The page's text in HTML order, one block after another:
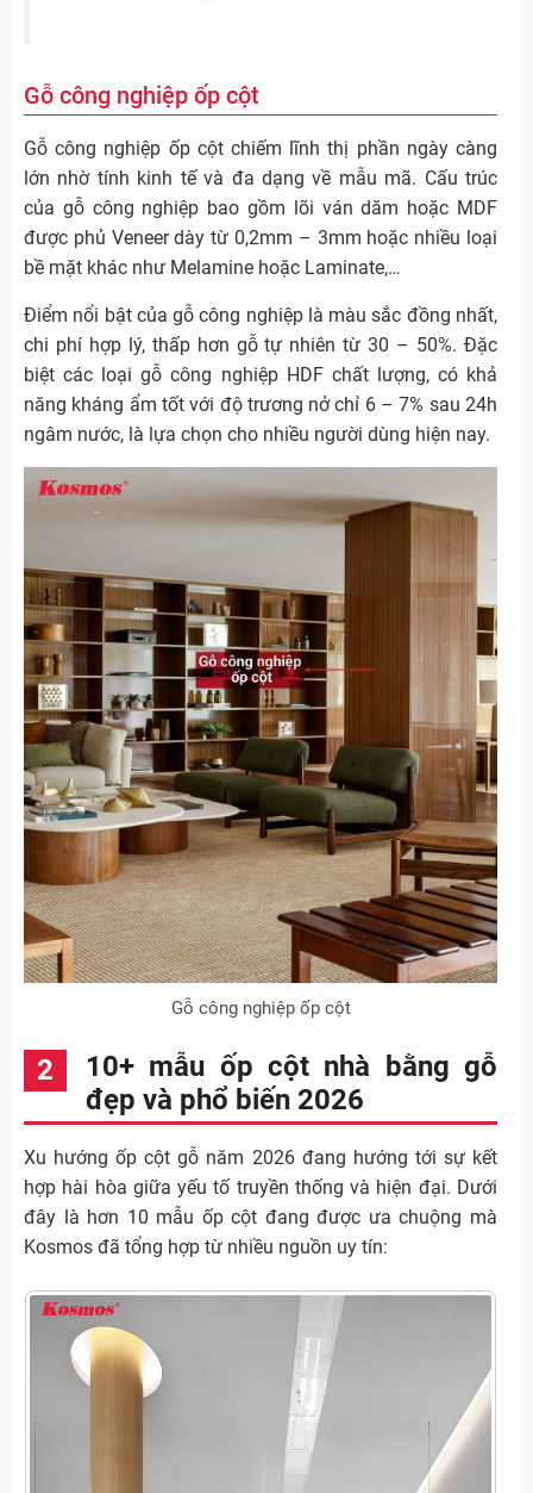
Gỗ công nghiệp ốp cột
Gỗ công nghiệp ốp cột chiếm lĩnh thị phần ngày càng
lớn nhờ tính kinh tế và đa dạng về mẫu mã. Cấu trúc
của gỗ công nghiệp bao gồm lõi ván dăm hoặc MDF
được phủ Veneer dày từ 0,2mm – 3mm hoặc nhiều loại
bề mặt khác như Melamine hoặc Laminate,…
Điểm nổi bật của gỗ công nghiệp là màu sắc đồng nhất,
chi phí hợp lý, thấp hơn gỗ tự nhiên từ 30 – 50%. Đặc
biệt các loại gỗ công nghiệp HDF chất lượng, có khả
năng kháng ẩm tốt với độ trương nở chỉ 6 – 7% sau 24h
ngâm nước, là lựa chọn cho nhiều người dùng hiện nay.
Gỗ công nghiệp ốp cột
10+ mẫu ốp cột nhà bằng gỗ
đẹp và phổ biến 2026
Xu hướng ốp cột gỗ năm 2026 đang hướng tới sự kết
hợp hài hòa giữa yếu tố truyền thống và hiện đại. Dưới
đây là hơn 10 mẫu ốp cột đang được ưa chuộng mà
Kosmos đã tổng hợp từ nhiều nguồn uy tín: